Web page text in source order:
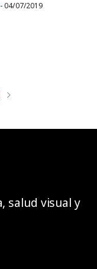
- 04/07/2019
salud visual y